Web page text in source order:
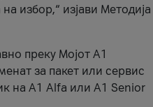
избор,“ изјави Методија
преку Мојот А1
за пакет или сервис
на А1 Alfa или A1 Senior